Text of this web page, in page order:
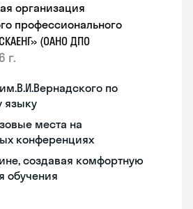
организация
профессионального
(ОАНО ДПО
г.
по
языку
места на
конференциях
создавая комфортную
обучения